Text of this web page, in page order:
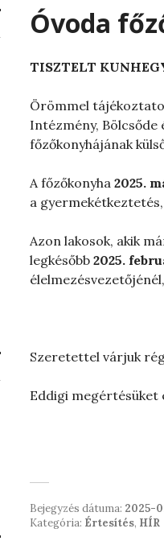
Óvoda
TISZTELT
Örömmel
Intézmény, Bölcsőde
főzőkonyhájának
A főzőkonyha 2025.
a
Azon lakosok, akik
legkésőbb 2025.
Szeretettel várjuk
Eddigi megértésüket
Bejegyzés dátuma: 2025-
Kategória: Értesítés, HÍR